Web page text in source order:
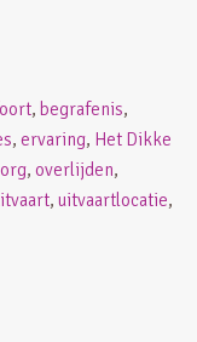
, begrafenis,
, ervaring, Het Dikke
, overlijden,
, uitvaartlocatie,